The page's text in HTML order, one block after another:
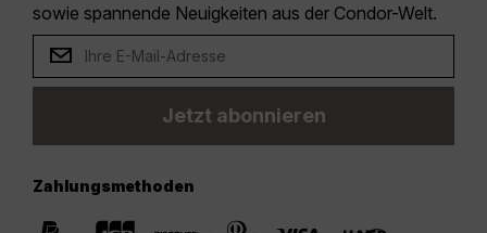
sowie spannende Neuigkeiten aus der Condor-Welt.
Jetzt abonnieren
Zahlungsmethoden